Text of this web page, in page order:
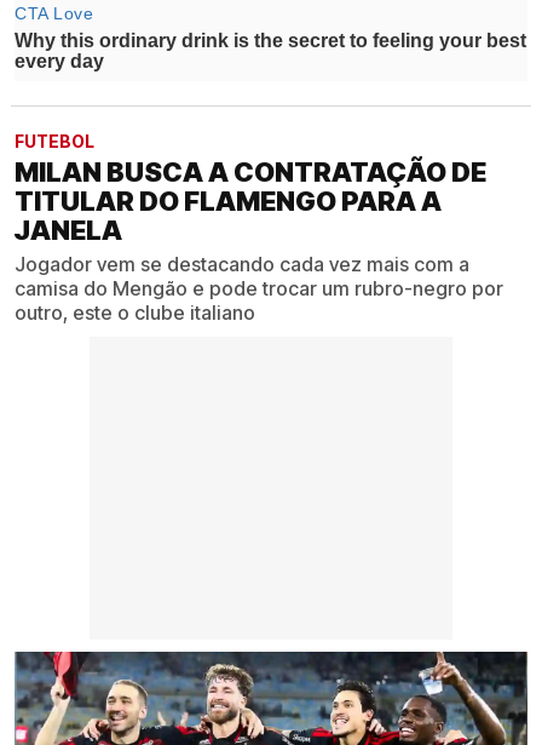
FUTEBOL
MILAN BUSCA A CONTRATAÇÃO DE
TITULAR DO FLAMENGO PARA A
JANELA
Jogador vem se destacando cada vez mais com a
camisa do Mengão e pode trocar um rubro-negro por
outro, este o clube italiano